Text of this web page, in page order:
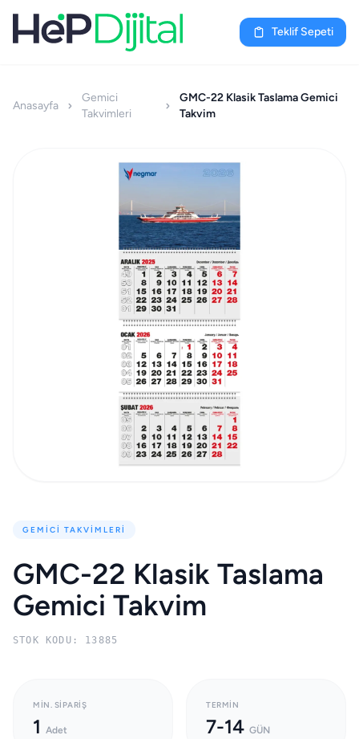
Teklif Sepeti
Anasayfa
Gemici
Takvimleri
GMC-22 Klasik Taslama Gemici
Takvim
GEMICI TAKVIMLERI
GMC-22 Klasik Taslama
Gemici Takvim
STOK KODU: 13885
MIN. SIPARIŞ
1 Adet
TERMIN
7-14 GÜN